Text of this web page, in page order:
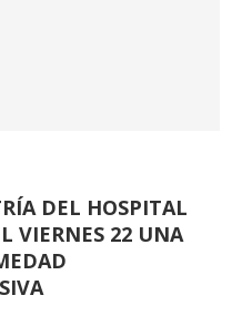
DEL HOSPITAL
VIERNES 22 UNA